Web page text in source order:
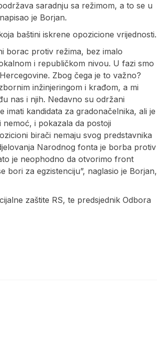
saradnju sa režimom, a to se u
je Borjan.
baštini iskrene opozicione vrijednosti.
borac protiv režima, bez imalo
i republičkom nivou. U fazi smo
Zbog čega je to važno?
inžinjeringom i krađom, a mi
nas i njih. Nedavno su održani
imati kandidata za gradonačelnika, ali je
i pokazala da postoji
birači nemaju svog predstavnika
Narodnog fonta je borba protiv
je neophodno da otvorimo front
bori za egzistenciju”, naglasio je Borjan,
zaštite RS, te predsjednik Odbora